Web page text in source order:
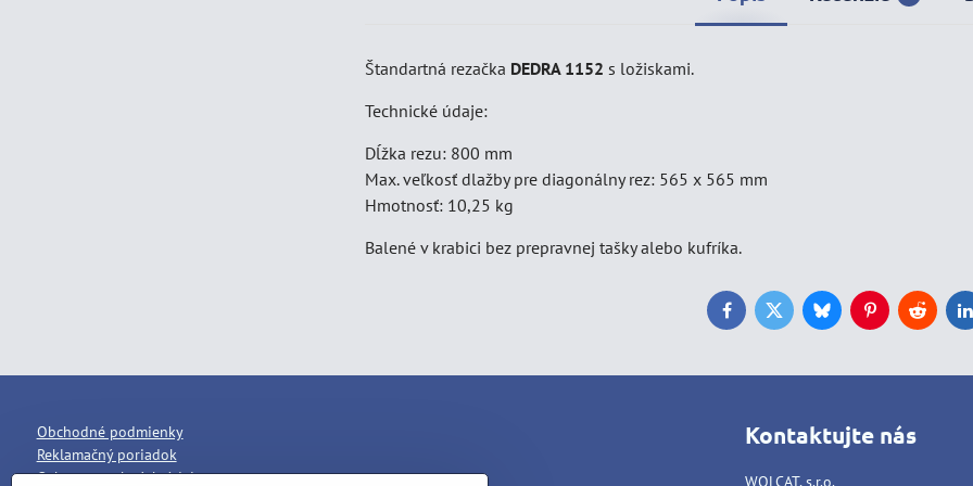
Štandartná rezačka DEDRA 1152 s ložiskami.
Technické údaje:
Dĺžka rezu: 800 mm
Max. veľkosť dlažby pre diagonálny rez: 565 x 565 mm
Hmotnosť: 10,25 kg
Balené v krabici bez prepravnej tašky alebo kufríka.
FacebookTwitterBlueskyPinterestReddit
Obchodné podmienky
Reklamačný poriadok
Ochrana osobných údajov
Kontaktujte nás
WOLCAT, s.r.o.